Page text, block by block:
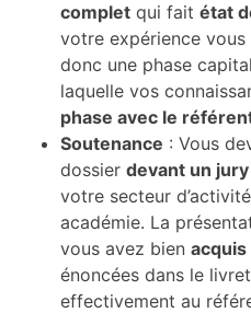
complet qui fait état
votre expérience vous
donc une phase
laquelle vos
phase avec le
Soutenance : Vous
dossier devant un jury
votre secteur
académie. La
vous avez bien acquis
énoncées dans le
effectivement au